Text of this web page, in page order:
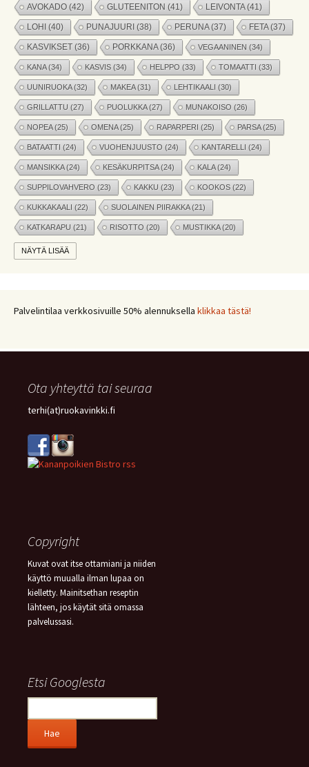
AVOKADO (42) GLUTEENITON (41) LEIVONTA(41)
LOHI (40) PUNAJUURI (38) PERUNA(37) FETA(37)
KASVIKSET (36) PORKKANA(36) VEGAANINEN (34)
KANA(34) KASVIS (34) HELPPO (33) TOMAATTI (33)
UUNIRUOKA(32) MAKEA(31) LEHTIKAALI (30)
GRILLATTU (27) PUOLUKKA(27) MUNAKOISO (26)
NOPEA(25) OMENA(25) RAPARPERI (25) PARSA(25)
BATAATTI (24) VUOHENJUUSTO (24) KANTARELLI (24)
MANSIKKA(24) KESÄKURPITSA(24) KALA(24)
SUPPILOVAHVERO (23) KAKKU (23) KOOKOS (22)
KUKKAKAALI (22) SUOLAINEN PIIRAKKA(21)
KATKARAPU (21) RISOTTO (20) MUSTIKKA(20)
MARJAT(19)
JÄLKIRUOKA (17) PAPRIKA (17) COUSCOUS (17)
NÄYTÄ LISÄÄ
Palvelintilaa verkkosivuille 50% alennuksella klikkaa tästä!
Ota yhteyttä tai seuraa
terhi(at)ruokavinkki.fi
Copyright
Kuvat ovat itse ottamiani ja niiden
käyttö muualla ilman lupaa on
kielletty. Mainitsethan reseptin
lähteen, jos käytät sitä omassa
palvelussasi.
Etsi Googlesta